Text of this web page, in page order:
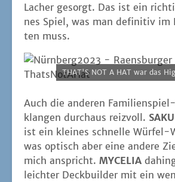
Lacher gesorgt. Das ist ein
nes Spiel, was man defi­ni­tiv
ten muss.
THAT'S NOT A HAT war das
Auch die ande­ren
klan­gen durch­aus reiz­voll.
ist ein klei­nes schnel­le Wür­fel-
was optisch aber eine ande­re
mich anspricht. MYCELIA
leich­ter Deck­buil­der mit ein